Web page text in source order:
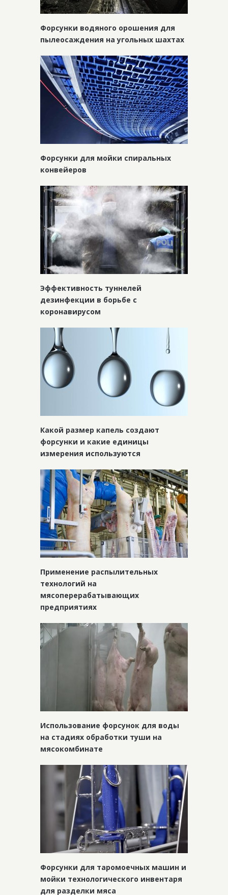
Форсунки водяного орошения для
пылеосаждения на угольных шахтах
Форсунки для мойки спиральных
конвейеров
Эффективность туннелей
дезинфекции в борьбе с
коронавирусом
Какой размер капель создают
форсунки и какие единицы
измерения используются
Применение распылительных
технологий на
мясоперерабатывающих
предприятиях
Использование форсунок для воды
на стадиях обработки туши на
мясокомбинате
Форсунки для таромоечных машин и
мойки технологического инвентаря
для разделки мяса